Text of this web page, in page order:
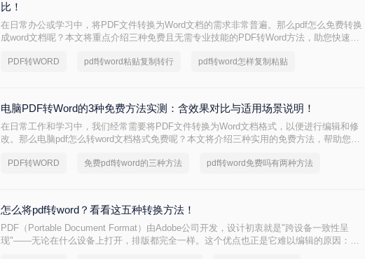
比！
在日常办公或学习中，将PDF文件转换为Word文档的需求非常普遍。那么pdf怎么免费转换
成word文档呢？本文将重点介绍三种免费且无需专业技能的PDF转Word方法，助您快速解
PDF转WORD pdf转word粘贴复制转行 pdf转word怎样复制粘贴
电脑PDF转Word的3种免费方法实测：含效果对比与适用场景说明！
在日常工作和学习中，我们经常需要将PDF文件转换为Word文档格式，以便进行编辑和修
改。那么电脑pdf怎么转word文档格式免费呢？本文将介绍三种实用的免费方法，帮助您轻
PDF转WORD 免费pdf转word的三种方法 pdf转word免费吗有两种方法
怎么将pdf转word？看看这五种转换方法！
PDF（Portable Document Format）由Adobe公司开发，设计初衷就是"跨设备一致性呈
现"——无论在什么设备上打开，排版都完全一样。这个优点也正是它难以编辑的原因：